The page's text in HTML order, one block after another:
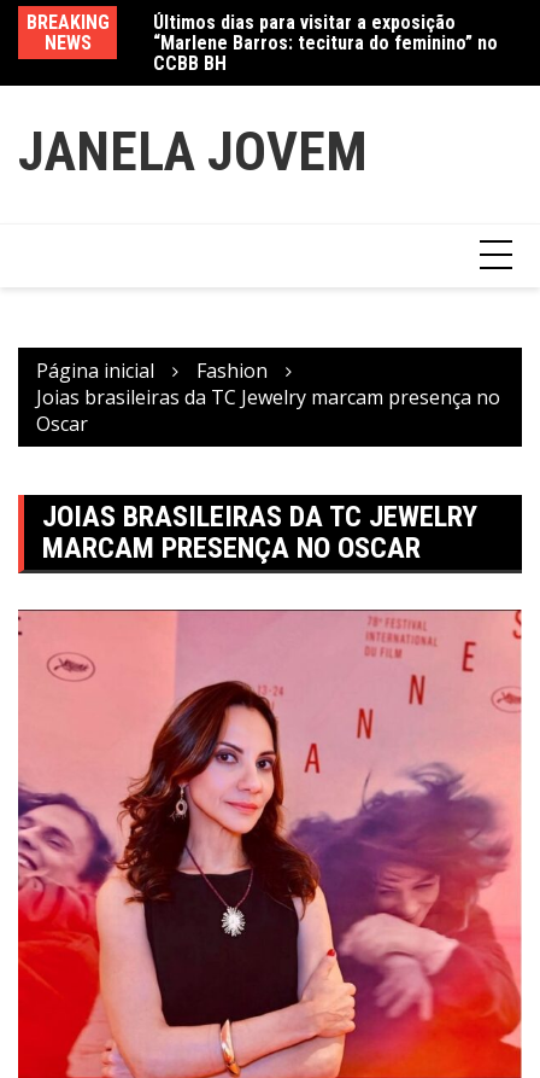
conteúdo
BREAKING
NEWS
“Marlene Barros: tecitura do feminino” no
CCBB BH
Amanda Mangili transforma beleza e
inclusão em conexão real nas redes
JANELA JOVEM
Página inicial
Fashion
Joias brasileiras da TC Jewelry marcam presença no
Oscar
JOIAS BRASILEIRAS DA TC JEWELRY
MARCAM PRESENÇA NO OSCAR